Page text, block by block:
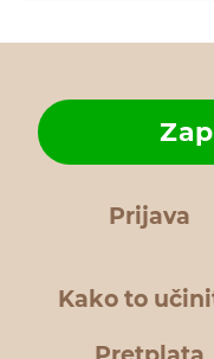
Prijava
Kako to